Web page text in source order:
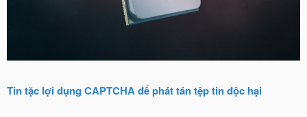
Tin tặc lợi dụng CAPTCHA để phát tán tệp tin độc hại